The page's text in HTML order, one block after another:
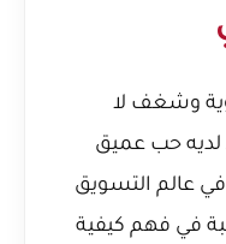
وشغف لا
لديه حب عميق
في عالم التسويق
في فهم كيفية